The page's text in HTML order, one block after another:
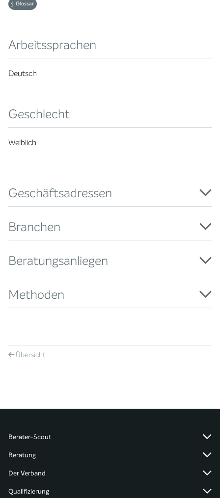
Glossar
Arbeitssprachen
Deutsch
Geschlecht
Weiblich
Geschäftsadressen
Branchen
Beratungsanliegen
Methoden
Übersicht
Berater-Scout
Beratung
Der Verband
Qualifizierung